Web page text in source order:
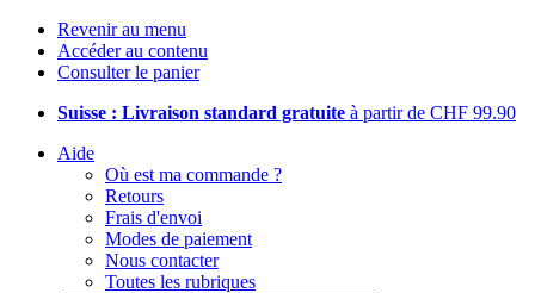
Revenir au menu
Accéder au contenu
Consulter le panier
Suisse : Livraison standard gratuite à partir de CHF 99.90
Aide
Où est ma commande ?
Retours
Frais d'envoi
Modes de paiement
Nous contacter
Toutes les rubriques